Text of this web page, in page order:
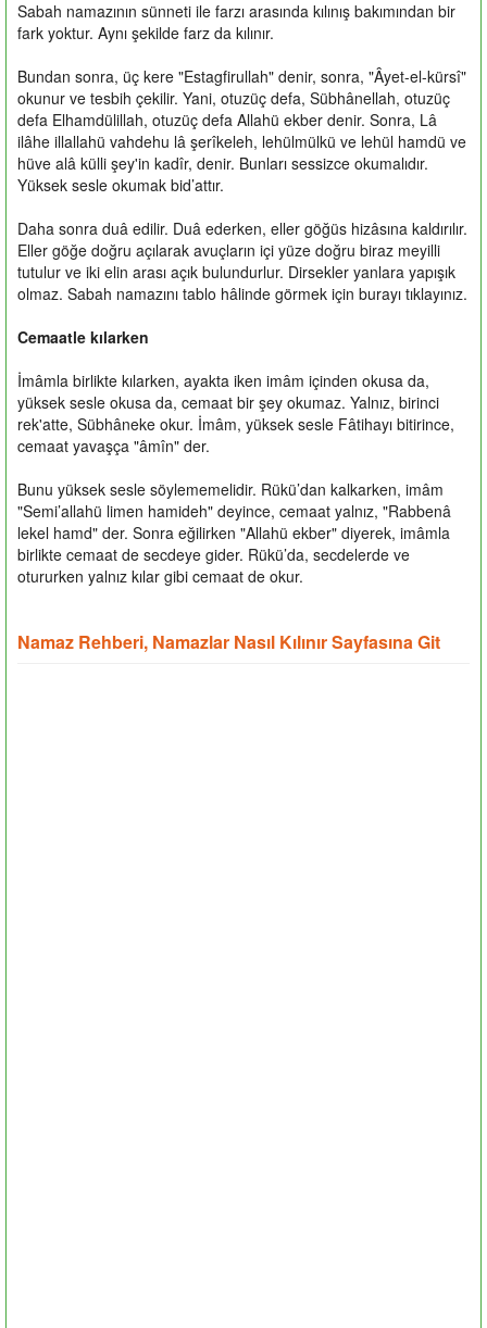
Sabah namazının sünneti ile farzı arasında kılınış bakımından bir
fark yoktur. Aynı şekilde farz da kılınır.
Bundan sonra, üç kere "Estagfirullah" denir, sonra, "Âyet-el-kürsî"
okunur ve tesbih çekilir. Yani, otuzüç defa, Sübhânellah, otuzüç
defa Elhamdülillah, otuzüç defa Allahü ekber denir. Sonra, Lâ
ilâhe illallahü vahdehu lâ şerîkeleh, lehülmülkü ve lehül hamdü ve
hüve alâ külli şey'in kadîr, denir. Bunları sessizce okumalıdır.
Yüksek sesle okumak bid’attır.
Daha sonra duâ edilir. Duâ ederken, eller göğüs hizâsına kaldırılır.
Eller göğe doğru açılarak avuçların içi yüze doğru biraz meyilli
tutulur ve iki elin arası açık bulundurlur. Dirsekler yanlara yapışık
olmaz. Sabah namazını tablo hâlinde görmek için burayı tıklayınız.
Cemaatle kılarken
İmâmla birlikte kılarken, ayakta iken imâm içinden okusa da,
yüksek sesle okusa da, cemaat bir şey okumaz. Yalnız, birinci
rek'atte, Sübhâneke okur. İmâm, yüksek sesle Fâtihayı bitirince,
cemaat yavaşça "âmîn" der.
Bunu yüksek sesle söylememelidir. Rükü’dan kalkarken, imâm
"Semi’allahü limen hamideh" deyince, cemaat yalnız, "Rabbenâ
lekel hamd" der. Sonra eğilirken "Allahü ekber" diyerek, imâmla
birlikte cemaat de secdeye gider. Rükü’da, secdelerde ve
otururken yalnız kılar gibi cemaat de okur.
Namaz Rehberi, Namazlar Nasıl Kılınır Sayfasına Git